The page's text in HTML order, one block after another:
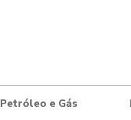
Petróleo e Gás